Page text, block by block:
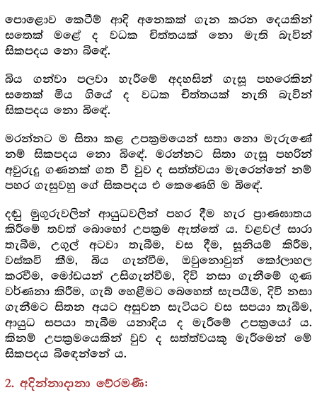
පොළොව කෙටීම් ආදි අනෙකක් ගැන කරන දෙයකින්
සතෙක් මළේ ද වධක චිත්තයක් නො මැති බැවින්
සිකපදය නො බිඳේ.
බිය ගන්වා පලවා හැරීමේ අදහසින් ගැසූ පහරෙකින්
සතෙක් මිය ගියේ ද වධක චිත්තයක් නැති බැවින්
සිකපදය නො බිඳේ.
මරන්නට ම සිතා කළ උපක්‍ර‍මයෙන් සතා නො මැරුණේ
නම් සිකපදය නො බිඳේ. මරන්නට සිතා ගැසූ පහරින්
අවුරුදු ගණනක් ගත වී වුව ද සත්ත්වයා මැරෙන්නේ නම්
පහර ගැසුවහු ගේ සිකපදය එ කෙණෙහි ම බිඳේ.
දඬු මුගුරුවලින් ආයුධවලින් පහර දීම හැර ප්‍රාණඝාතය
කිරීමේ තවත් බොහෝ උපක්‍ර‍ම ඇත්තේ ය. වළවල් සාරා
තැබීම, උගුල් අටවා තැබීම, වස දීම, සූනියම් කිරීම,
වස්කවි කීම, බිය ගැන්වීම, ඔවුනොවුන් කෝලාහල
කරවීම, මෝඩයන් උසිගැන්වීම, දිවි නසා ගැනීමේ ගුණ
වර්ණනා කිරීම, ගැබ් හෙළීමට බෙහෙත් සැපයීම, දිවි නසා
ගැනීමට සිතන අයට අසුවන සැටියට වස සපයා තැබීම,
ආයුධ සපයා තැබීම යනාදිය ද මැරීමේ උපක්‍ර‍යෝ ය.
කිනම් උපක්‍ර‍මයෙකින් වුව ද සත්ත්වයකු මැරීමෙන් මේ
සිකපදය බිඳෙන්නේ ය.
2. අදින්නාදානා වේරමණී: